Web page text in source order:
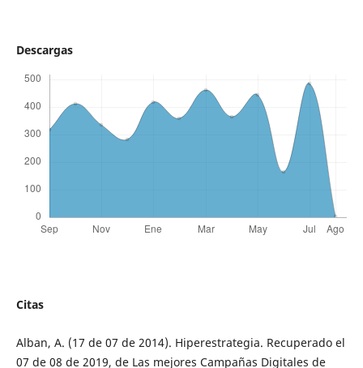
Descargas
Citas
Alban, A. (17 de 07 de 2014). Hiperestrategia. Recuperado el
07 de 08 de 2019, de Las mejores Campañas Digitales de